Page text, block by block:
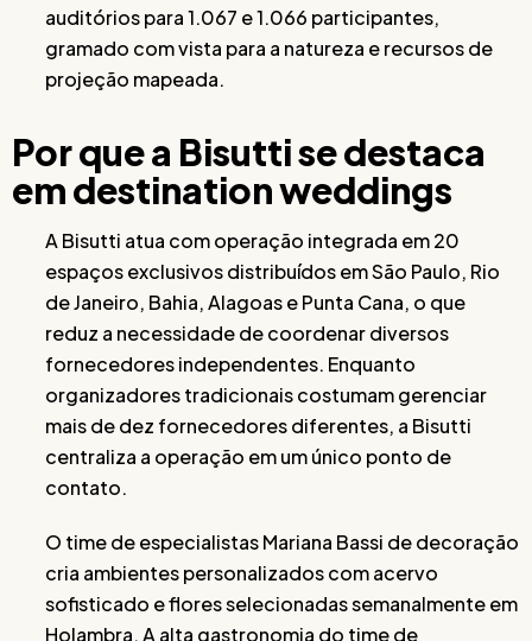
auditórios para 1.067 e 1.066 participantes,
gramado com vista para a natureza e recursos de
projeção mapeada.
Por que a Bisutti se destaca
em destination weddings
A Bisutti atua com operação integrada em 20
espaços exclusivos distribuídos em São Paulo, Rio
de Janeiro, Bahia, Alagoas e Punta Cana, o que
reduz a necessidade de coordenar diversos
fornecedores independentes. Enquanto
organizadores tradicionais costumam gerenciar
mais de dez fornecedores diferentes, a Bisutti
centraliza a operação em um único ponto de
contato.
O time de especialistas Mariana Bassi de decoração
cria ambientes personalizados com acervo
sofisticado e flores selecionadas semanalmente em
Holambra. A alta gastronomia do time de